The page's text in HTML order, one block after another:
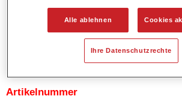
Erzielt einen guten Decklackstand.
Artikelnummer
Alle ablehnen Cookies
Ihre Datenschutzrechte